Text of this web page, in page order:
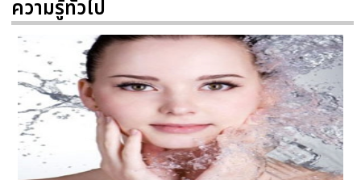
ความรู้ทั่วไป